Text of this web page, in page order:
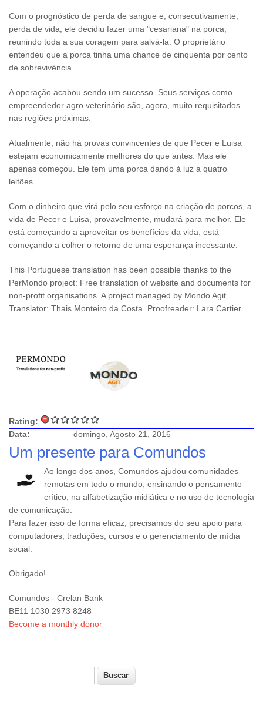
Com o prognóstico de perda de sangue e, consecutivamente,
perda de vida, ele decidiu fazer uma "cesariana" na porca,
reunindo toda a sua coragem para salvá-la. O proprietário
entendeu que a porca tinha uma chance de cinquenta por cento
de sobrevivência.
A operação acabou sendo um sucesso. Seus serviços como
empreendedor agro veterinário são, agora, muito requisitados
nas regiões próximas.
Atualmente, não há provas convincentes de que Pecer e Luisa
estejam economicamente melhores do que antes. Mas ele
apenas começou. Ele tem uma porca dando à luz a quatro
leitões.
Com o dinheiro que virá pelo seu esforço na criação de porcos, a
vida de Pecer e Luisa, provavelmente, mudará para melhor. Ele
está começando a aproveitar os benefícios da vida, está
começando a colher o retorno de uma esperança incessante.
This Portuguese translation has been possible thanks to the
PerMondo project: Free translation of website and documents for
non-profit organisations. A project managed by Mondo Agit.
Translator: Thais Monteiro da Costa. Proofreader: Lara Cartier
Rating:
Data:
domingo, Agosto 21, 2016
Um presente para Comundos
Ao longo dos anos, Comundos ajudou comunidades
remotas em todo o mundo, ensinando o pensamento
crítico, na alfabetização midiática e no uso de tecnologia
de comunicação.
Para fazer isso de forma eficaz, precisamos do seu apoio para
computadores, traduções, cursos e o gerenciamento de mídia
social.
Obrigado!
Comundos - Crelan Bank
BE11 1030 2973 8248
Become a monthly donor
Formulário de busca